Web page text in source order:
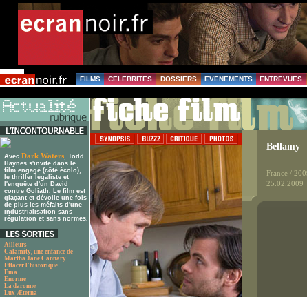
FILMS CELEBRITES DOSSIERS EVENEMENTS ENTREVUES
Avec Dark Waters, Todd
Haynes s'invite dans le
film engagé (côté écolo),
le thriller légaliste et
l'enquête d'un David
contre Goliath. Le film est
glaçant et dévoile une fois
de plus les méfaits d'une
industrialisation sans
régulation et sans normes.
Ailleurs
Calamity, une enfance de
Martha Jane Cannary
Effacer l'historique
Ema
Enorme
La daronne
Lux Æterna
Bellamy
France /
25.02.2009